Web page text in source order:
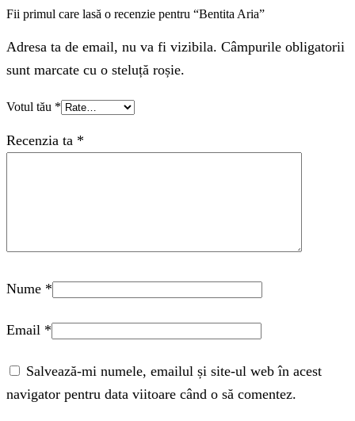
Fii primul care lasă o recenzie pentru “Bentita Aria”
Adresa ta de email, nu va fi vizibila. Câmpurile obligatorii
sunt marcate cu o steluță roșie.
Votul tău *
Recenzia ta *
Nume *
Email *
Salvează-mi numele, emailul și site-ul web în acest
navigator pentru data viitoare când o să comentez.